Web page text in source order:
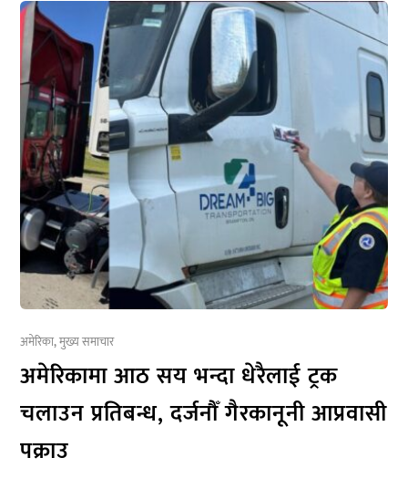
अमेरिका,मुख्य समाचार
अमेरिकामा आठ सय भन्दा धेरैलाई ट्रक
चलाउन प्रतिबन्ध, दर्जनौँ गैरकानूनी आप्रवासी
पक्राउ